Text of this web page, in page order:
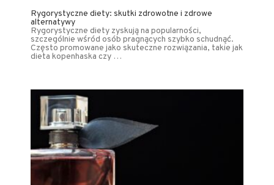
Rygorystyczne diety: skutki zdrowotne i zdrowe
alternatywy
Rygorystyczne diety zyskują na popularności,
szczególnie wśród osób pragnących szybko schudnąć.
Często promowane jako skuteczne rozwiązania, takie jak
dieta kopenhaska czy …